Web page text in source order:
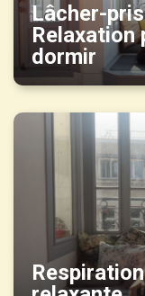
Lâcher-
Relaxation
dormir
Respiration